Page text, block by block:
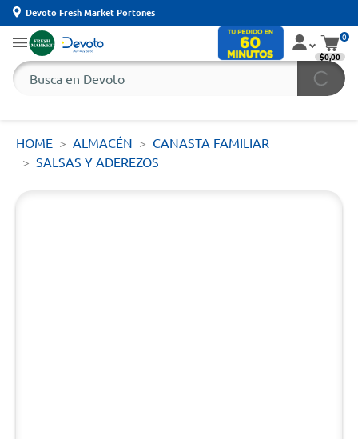
Devoto Fresh Market Portones
0
$0,00
HOME ALMACÉN
CANASTA FAMILIAR
SALSAS Y ADEREZOS